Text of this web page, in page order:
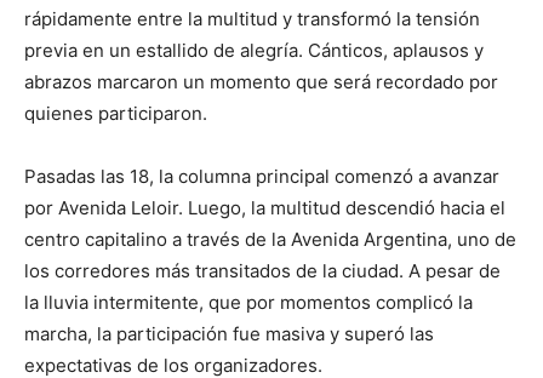
rápidamente entre la multitud y transformó la tensión
previa en un estallido de alegría. Cánticos, aplausos y
abrazos marcaron un momento que será recordado por
quienes participaron.
Pasadas las 18, la columna principal comenzó a avanzar
por Avenida Leloir. Luego, la multitud descendió hacia el
centro capitalino a través de la Avenida Argentina, uno de
los corredores más transitados de la ciudad. A pesar de
la lluvia intermitente, que por momentos complicó la
marcha, la participación fue masiva y superó las
expectativas de los organizadores.